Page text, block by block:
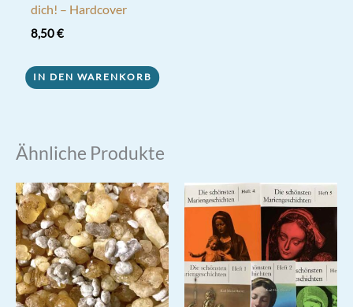
dich! – Hardcover
8,50€
IN DEN WARENKORB
Ähnliche Produkte